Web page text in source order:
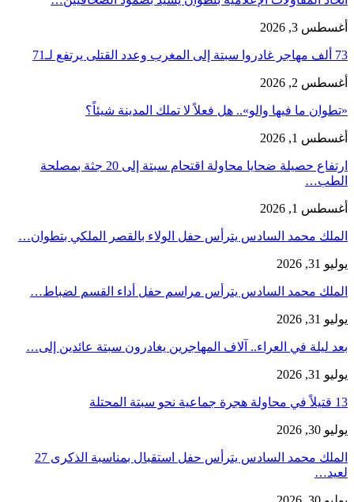
أغسطس 3, 2026
73 ألف مهاجر غادروا سبتة إلى المغرب وعدد القتلى يرتفع لـ71
أغسطس 2, 2026
«تطوان ما فيها والو».. هل فعلاً لا تملك المدينة شيئاً؟
أغسطس 1, 2026
ارتفاع حصيلة ضحايا محاولة اقتحام سبتة إلى 20 جثة بمصلحة
الطب…
أغسطس 1, 2026
الملك محمد السادس يترأس حفل الولاء بالقصر الملكي بتطوان…
يوليو 31, 2026
الملك محمد السادس يترأس مراسم حفل أداء القسم لضباط…
يوليو 31, 2026
بعد ليلة في العراء.. آلاف المهاجرين يغادرون سبتة عائدين إلى…
يوليو 31, 2026
13 قتيلاً في محاولة هجرة جماعية نحو سبتة المحتلة
يوليو 30, 2026
الملك محمد السادس يترأس حفل استقبال بمناسبة الذكرى 27
لعيد…